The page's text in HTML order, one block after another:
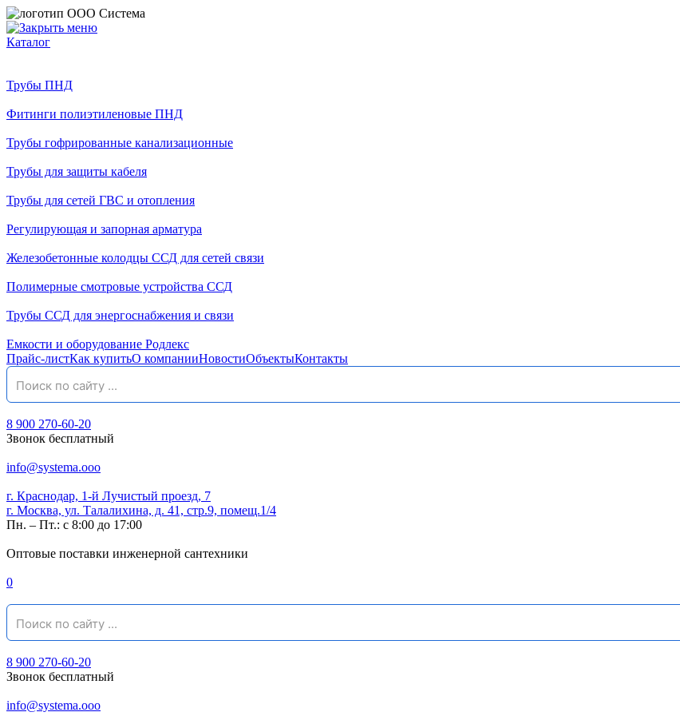
Каталог
Трубы ПНД
Фитинги полиэтиленовые ПНД
Трубы гофрированные канализационные
Трубы для защиты кабеля
Трубы для сетей ГВС и отопления
Регулирующая и запорная арматура
Железобетонные колодцы ССД для сетей связи
Полимерные смотровые устройства ССД
Трубы ССД для энергоснабжения и связи
Емкости и оборудование Родлекс
Прайс-листКак купитьО компанииНовостиОбъектыКонтакты
8 900 270-60-20
Звонок бесплатный
info@systema.ooo
г. Краснодар, 1-й Лучистый проезд, 7
г. Москва, ул. Талалихина, д. 41, стр.9, помещ.1/4
Пн. – Пт.: с 8:00 до 17:00
Оптовые поставки инженерной сантехники
0
8 900 270-60-20
Звонок бесплатный
info@systema.ooo